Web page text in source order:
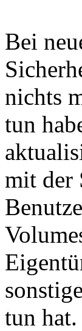
Bei
nichts
tun
mit der
tun hat.